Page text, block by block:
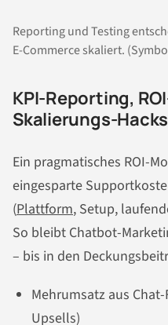
Reporting und Testing
E-Commerce skaliert.
KPI-Reporting,
Skalierungs-Hacks
Ein pragmatisches ROI-
eingesparte
(Plattform, Setup,
So bleibt Chatbot-
– bis in den
Mehrumsatz aus
Upsells)